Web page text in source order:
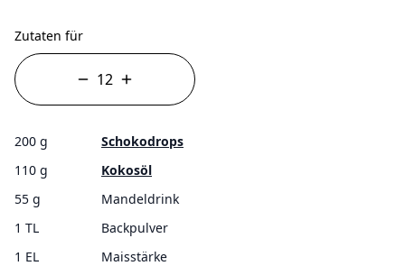
Zutaten für
200 g
Schokodrops
110 g
Kokosöl
55 g
Mandeldrink
1 TL
Backpulver
1 EL
Maisstärke